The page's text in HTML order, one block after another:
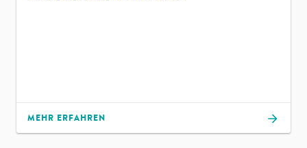
MEHR ERFAHREN